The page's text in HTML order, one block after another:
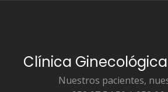
Clínica
Nuestros pacientes,